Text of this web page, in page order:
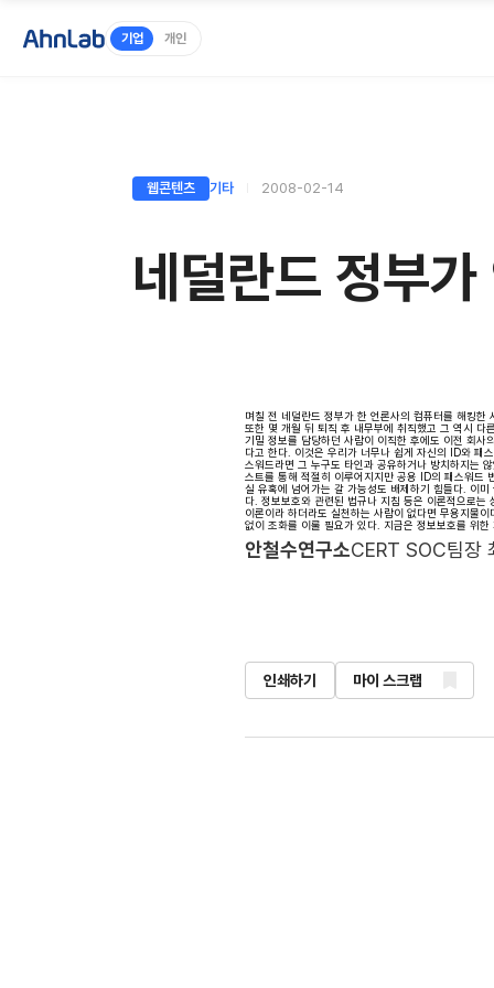
기업 개인
웹콘텐츠 기타 2008-02-14
네덜란드 정부
며칠 전 네덜란드 정부가 한 언론사의 컴퓨터를 해킹
또한 몇 개월 뒤 퇴직 후 내무부에 취직했고 그 역시 다
기밀 정보를 담당하던 사람이 이직한 후에도 이전 회
다고 한다. 이것은 우리가 너무나 쉽게 자신의 ID와 패
스워드라면 그 누구도 타인과 공유하거나 방치하지는
스트를 통해 적절히 이루어지지만 공용 ID의 패스워드
실 유혹에 넘어가는 갈 가능성도 배제하기 힘들다. 이
다. 정보보호와 관련된 법규나 지침 등은 이론적으로
이론이라 하더라도 실천하는 사람이 없다면 무용지물
없이 조화를 이룰 필요가 있다. 지금은 정보보호를 위
안철수연구소CERT SOC팀장
인쇄하기 마이 스크랩